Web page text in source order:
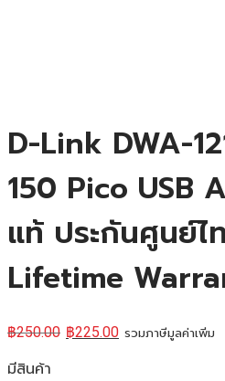
D-Link DWA-
150 Pico USB
แท้ ประกันศูนย์
Lifetime
฿250.00 ฿225.00 รวมภาษีมูลค่าเพิ่ม
มีสินค้า